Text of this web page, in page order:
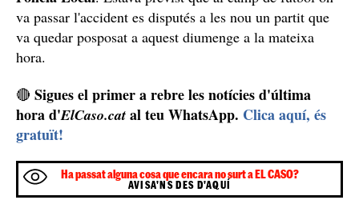
va passar l'accident es disputés a les nou un partit que
va quedar posposat a aquest diumenge a la mateixa
hora.
🔴 Sigues el primer a rebre les notícies d'última
hora d'ElCaso.cat al teu WhatsApp. Clica aquí, és
gratuït!
Ha passat alguna cosa que encara no surt a EL CASO?
AVISA'NS DES D'AQUÍ